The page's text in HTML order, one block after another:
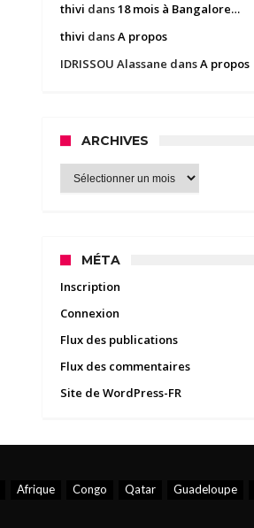
thivi dans18 mois à Bangalore…
thivi dansA propos
IDRISSOU Alassane dansA propos
ARCHIVES
Archives
MÉTA
Inscription
Connexion
Flux des publications
Flux des commentaires
Site de WordPress-FR
Afrique Congo Qatar Guadeloupe